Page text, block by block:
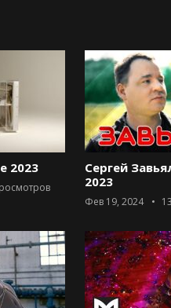
2023
Сергей
2023
Фев 19, 2024